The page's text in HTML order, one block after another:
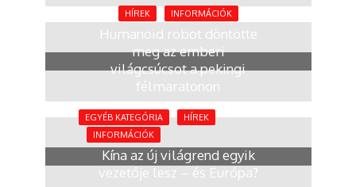
2 hónap
HÍREK INFORMÁCIÓK
Humanoid robot döntötte
meg az emberi
világcsúcsot a pekingi
félmaratonon
EGYÉB KATEGÓRIA
HÍREK
INFORMÁCIÓK
Kína az új világrend egyik
vezetője lesz – és Európa?